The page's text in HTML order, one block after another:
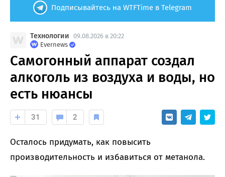
Подписывайтесь на WTFTime в Telegram
Технологии 09.08.2026 в 20:22
Evernews
Самогонный аппарат создал
алкоголь из воздуха и воды, но
есть нюансы
31 2
Осталось придумать, как повысить
производительность и избавиться от метанола.